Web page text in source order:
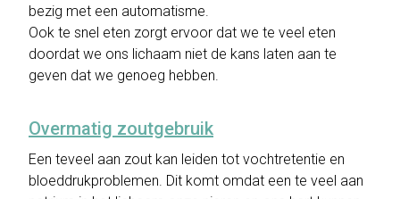
bezig met een automatisme.
Ook te snel eten zorgt ervoor dat we te veel eten
doordat we ons lichaam niet de kans laten aan te
geven dat we genoeg hebben.
Overmatig zoutgebruik
Een teveel aan zout kan leiden tot vochtretentie en
bloeddrukproblemen. Dit komt omdat een te veel aan